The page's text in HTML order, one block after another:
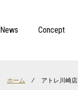
News Concept
ホーム ⁄ アトレ川崎店